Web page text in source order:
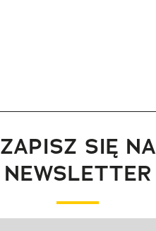
ZAPISZ SIĘ NA
NEWSLETTER